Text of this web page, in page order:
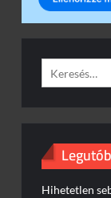
Hihetetlen